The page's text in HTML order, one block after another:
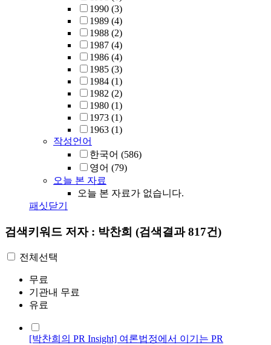
1990 (3)
1989 (4)
1988 (2)
1987 (4)
1986 (4)
1985 (3)
1984 (1)
1982 (2)
1980 (1)
1973 (1)
1963 (1)
작성언어
한국어 (586)
영어 (79)
오늘 본 자료
오늘 본 자료가 없습니다.
패싯닫기
검색키워드 저자 : 박찬희 (검색결과 817건)
전체선택
무료
기관내 무료
유료
[박찬희의 PR Insight] 여론법정에서 이기는 PR